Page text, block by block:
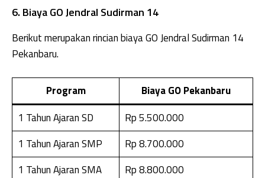
6. Biaya GO Jendral Sudirman 14
Berikut merupakan rincian biaya GO Jendral Sudirman 14
Pekanbaru.
Program
Biaya GO Pekanbaru
1 Tahun Ajaran SD
Rp 5.500.000
1 Tahun Ajaran SMP
Rp 8.700.000
1 Tahun Ajaran SMA
Rp 8.800.000